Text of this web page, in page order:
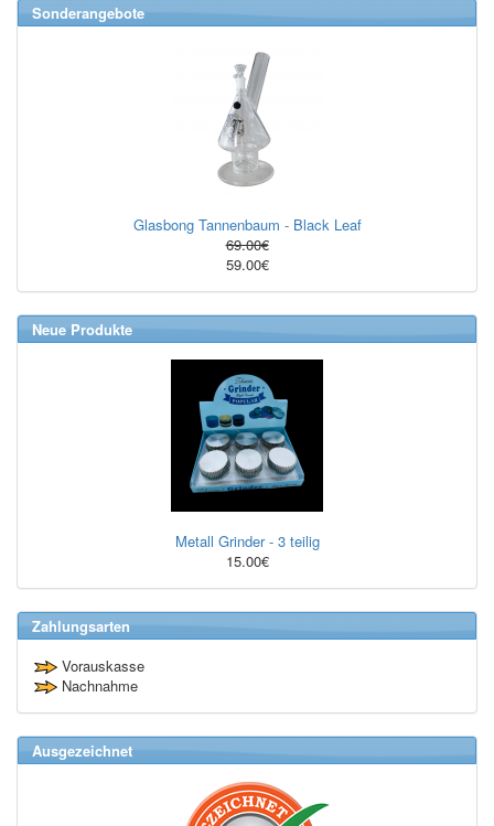
Sonderangebote
Glasbong Tannenbaum - Black Leaf
69.00€
59.00€
Neue Produkte
Metall Grinder - 3 teilig
15.00€
Zahlungsarten
Vorauskasse
Nachnahme
Ausgezeichnet